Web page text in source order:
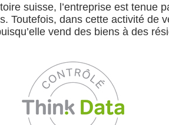
suisse, l’entreprise est tenue
Toutefois, dans cette activité de
vend des biens à des